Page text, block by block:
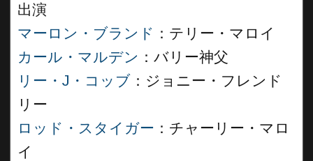
出演
マーロン・ブランド ：テリー・マロイ
カール・マルデン ：バリー神父
リー・J・コッブ ：ジョニー・フレンド
リー
ロッド・スタイガー ：チャーリー・マロ
イ